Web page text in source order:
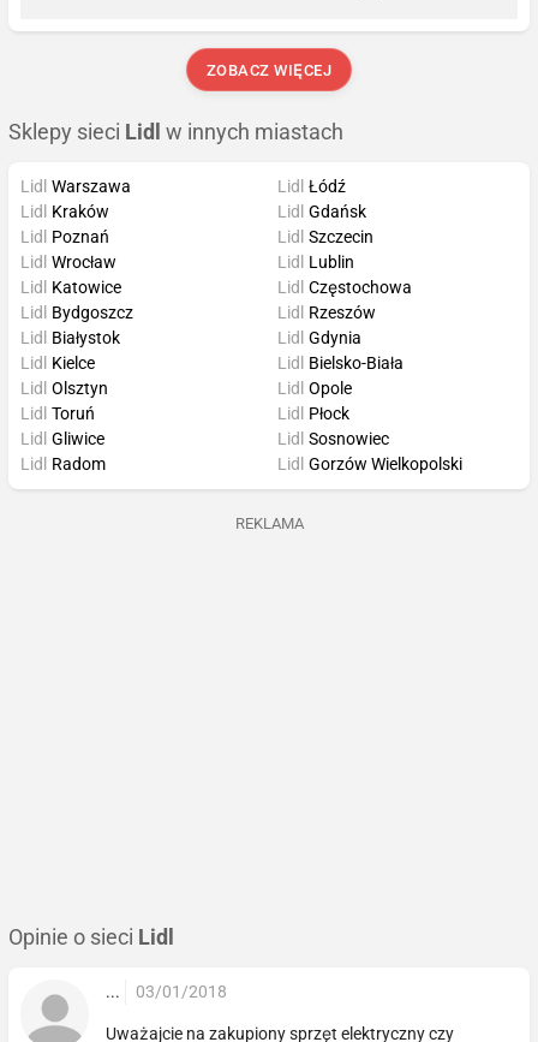
ZOBACZ WIĘCEJ
Sklepy sieci Lidl w innych miastach
Lidl Warszawa
Lidl
Kraków
Lidl
Poznań
Lidl Wrocław
Lidl Łódź
Lidl Gdańsk
Lidl Szczecin
Lidl
Lublin
Lidl
Katowice
Lidl
Bydgoszcz
Lidl
Białystok
Lidl
Kielce
Lidl Częstochowa
Lidl
Rzeszów
Lidl Gdynia
Lidl
Bielsko-Biała
Lidl Olsztyn
Lidl Toruń
Lidl Gliwice
Lidl
Radom
Lidl Opole
Lidl
Płock
Lidl Sosnowiec
Lidl Gorzów Wielkopolski
REKLAMA
Opinie o sieci Lidl
... 03/01/2018
Uważajcie na zakupiony sprzęt elektryczny czy